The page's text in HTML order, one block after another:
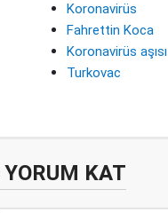
Koronavirüs
Fahrettin Koca
Koronavirüs aşısı
Turkovac
YORUM KAT